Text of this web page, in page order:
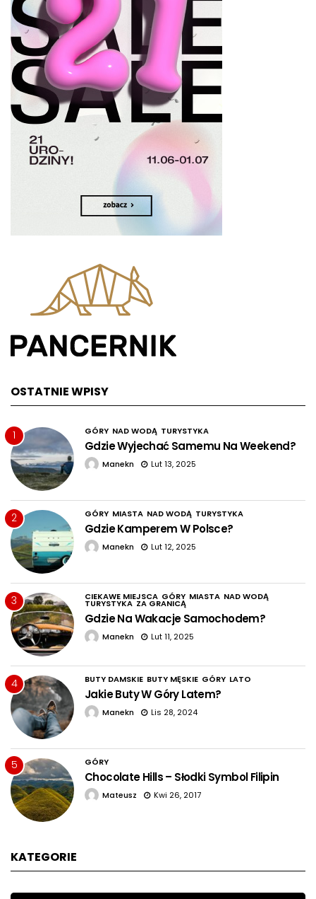
OSTATNIE WPISY
1 GÓRY NAD WODĄ TURYSTYKA
Gdzie Wyjechać Samemu Na Weekend?
Manekn Lut 13, 2025
2 GÓRY MIASTA NAD WODĄ TURYSTYKA
Gdzie Kamperem W Polsce?
Manekn Lut 12, 2025
3 CIEKAWE MIEJSCA GÓRY MIASTA NAD WODĄ
TURYSTYKA ZA GRANICĄ
Gdzie Na Wakacje Samochodem?
Manekn Lut 11, 2025
4 BUTY DAMSKIE BUTY MĘSKIE GÓRY LATO
Jakie Buty W Góry Latem?
Manekn Lis 28, 2024
5 GÓRY
Chocolate Hills – Słodki Symbol Filipin
Mateusz Kwi 26, 2017
KATEGORIE